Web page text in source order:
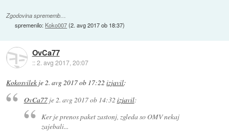
Zgodovina sprememb…
spremenilo: Koko007(2. avg 2017 ob 18:37)
OvCa77
::2. avg 2017, 20:07
Kokosvilek je2. avg 2017 ob 17:22 izjavil:
OvCa77je2. avg 2017 ob 14:32 izjavil:
Ker je prenos paket zastonj, zgleda so OMV nekaj
zajebali...